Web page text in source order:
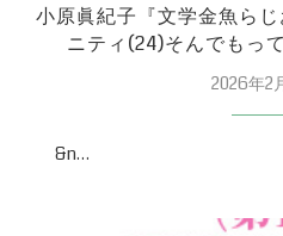
小原眞紀子『文学金魚ら
ニティ(24)そんでもっ
2026年2
&n…